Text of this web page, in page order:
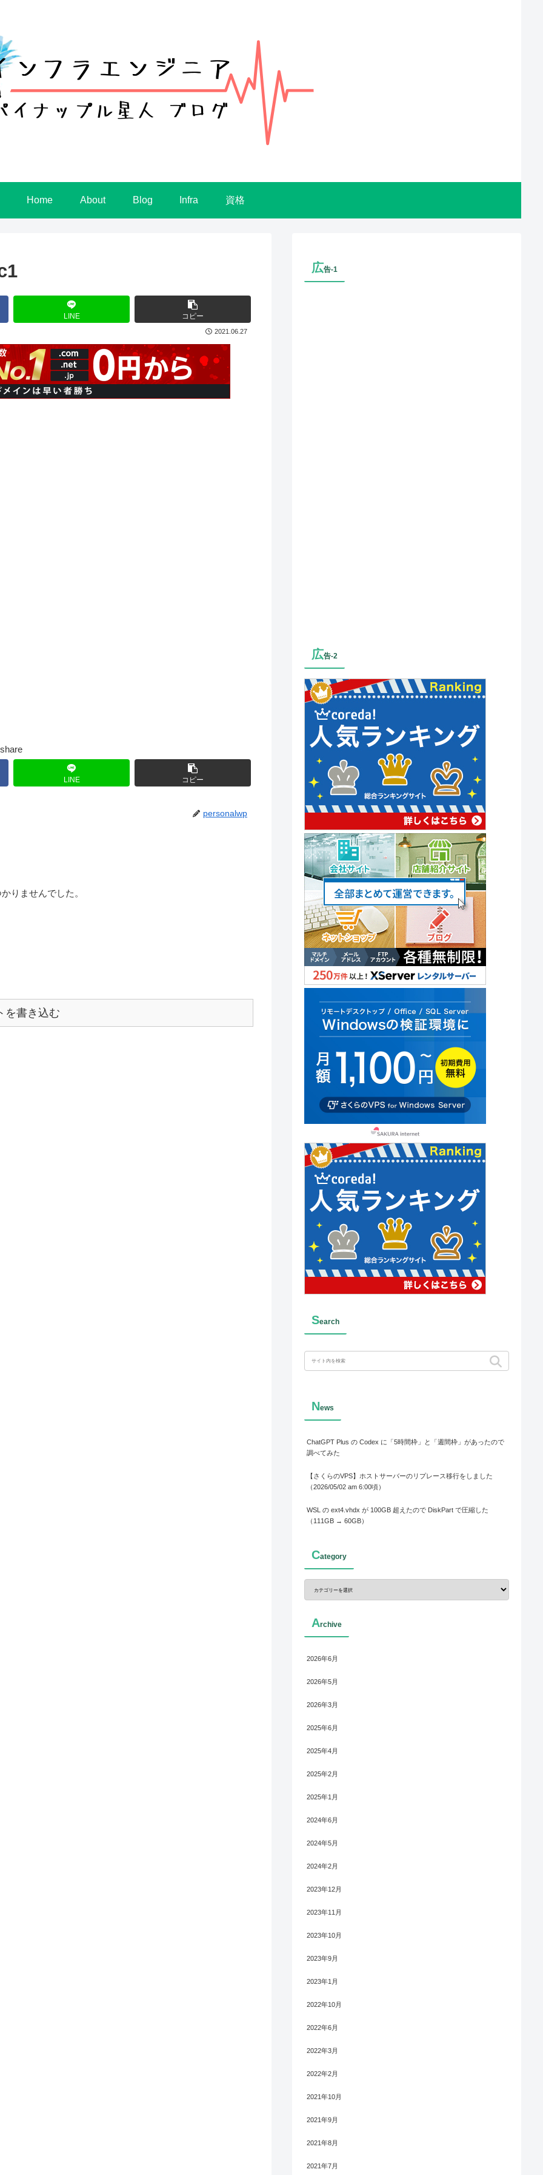
Home About Blog Infra 資格
LINE コピー
2021.06.27
share
LINE コピー
personalwp
りませんでした。
を書き込む
広告-1
広告-2
Search
News
ChatGPT Plus の Codex に「5時間枠」と「週間枠」があったので
調べてみた
【さくらのVPS】ホストサーバーのリプレース移行をしました
（2026/05/02 am 6:00頃）
WSL の ext4.vhdx が 100GB 超えたので DiskPart で圧縮した
（111GB → 60GB）
Category
Archive
2026年6月
2026年5月
2026年3月
2025年6月
2025年4月
2025年2月
2025年1月
2024年6月
2024年5月
2024年2月
2023年12月
2023年11月
2023年10月
2023年9月
2023年1月
2022年10月
2022年6月
2022年3月
2022年2月
2021年10月
2021年9月
2021年8月
2021年7月